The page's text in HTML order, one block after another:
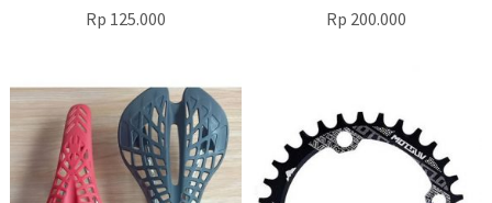
Rp 125.000 Rp 200.000